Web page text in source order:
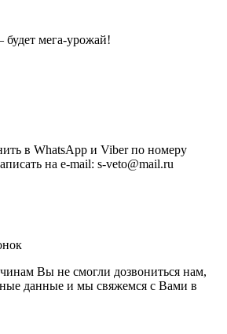
будет мега-урожай!
в WhatsApp и Viberпо номеру
на e-mail: s-veto@mail.ru
Вы не смогли дозвониться нам,
данные и мы свяжемся с Вами в